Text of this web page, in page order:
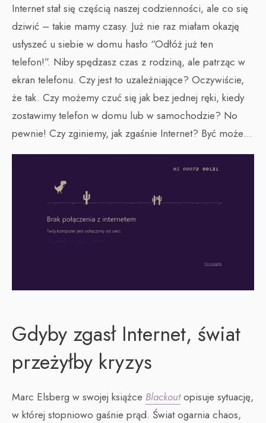
Internet stał się częścią naszej codzienności, ale co się
dziwić – takie mamy czasy. Już nie raz miałam okazję
usłyszeć u siebie w domu hasło “Odłóż już ten
telefon!”. Niby spędzasz czas z rodziną, ale patrząc w
ekran telefonu. Czy jest to uzależniające? Oczywiście,
że tak. Czy możemy czuć się jak bez jednej ręki, kiedy
zostawimy telefon w domu lub w samochodzie? No
pewnie! Czy zginiemy, jak zgaśnie Internet? Być może…
Gdyby zgasł Internet, świat
przeżyłby kryzys
Marc Elsberg w swojej książce Blackoutopisuje sytuację,
w której stopniowo gaśnie prąd. Świat ogarnia chaos,